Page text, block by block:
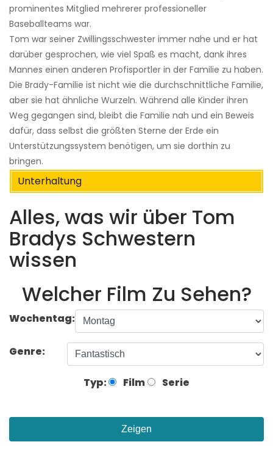
prominentes Mitglied mehrerer professioneller
Baseballteams war.
Tom war seiner Zwillingsschwester immer nahe und er hat
darüber gesprochen, wie viel Spaß es macht, dank ihres
Mannes einen anderen Profisportler in der Familie zu haben.
Die Brady-Familie ist nicht wie die durchschnittliche Familie,
aber sie hat ähnliche Wurzeln. Während alle Kinder ihren
Weg gegangen sind, bleibt die Familie nah und ein Beweis
dafür, dass selbst die größten Sterne der Erde ein
Unterstützungssystem benötigen, um sie dorthin zu
bringen.
Unterhaltung
Alles, was wir über Tom
Bradys Schwestern
wissen
Welcher Film Zu Sehen?
Wochentag:
Genre:
Typ: Film Serie
Zeigen